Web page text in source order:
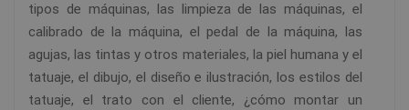
tipos de máquinas, las limpieza de las máquinas, el
calibrado de la máquina, el pedal de la máquina, las
agujas, las tintas y otros materiales, la piel humana y el
tatuaje, el dibujo, el diseño e ilustración, los estilos del
tatuaje, el trato con el cliente, ¿cómo montar un